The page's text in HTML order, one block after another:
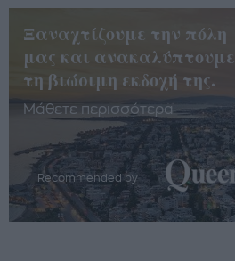
Ξαναχτίζουμε την πόλη
μας και ανακαλύπτουμε
τη βιώσιμη εκδοχή της.
Μάθετε περισσότερα
Recommended by